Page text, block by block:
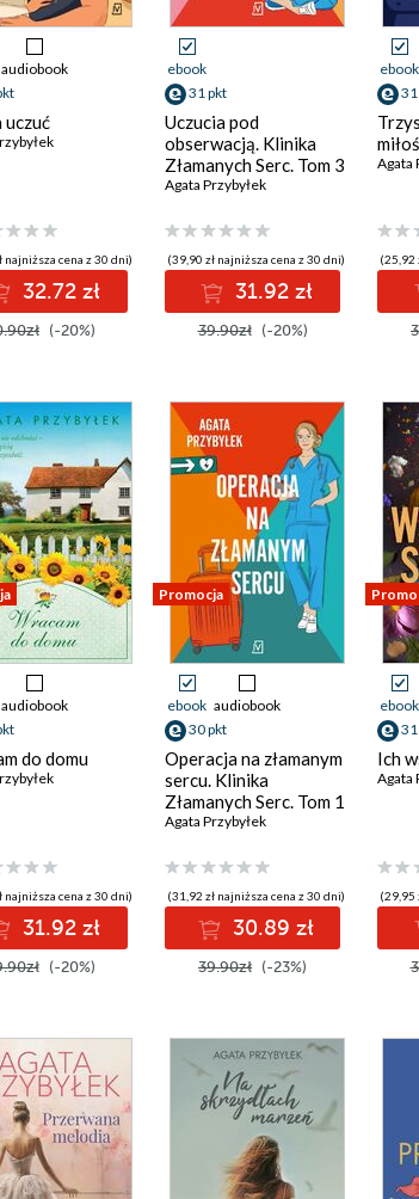
audiobook
uczuć
najniższa cena z 30 dni)
32.72 zł
(-20%)
ebook
31 pkt
Uczucia pod
obserwacją. Klinika
Złamanych Serc. Tom 3
Agata Przybyłek
(39,90 zł najniższa cena z 30 dni)
31.92 zł
39.90zł (-20%)
ebook
Agata
(25,92
audiobook
do domu
najniższa cena z 30 dni)
31.92 zł
(-20%)
Promocja
ebook audiobook
30 pkt
Operacja na złamanym
sercu. Klinika
Złamanych Serc. Tom 1
Agata Przybyłek
(31,92 zł najniższa cena z 30 dni)
30.89 zł
39.90zł (-23%)
ebook
Ich
Agata
(29,95